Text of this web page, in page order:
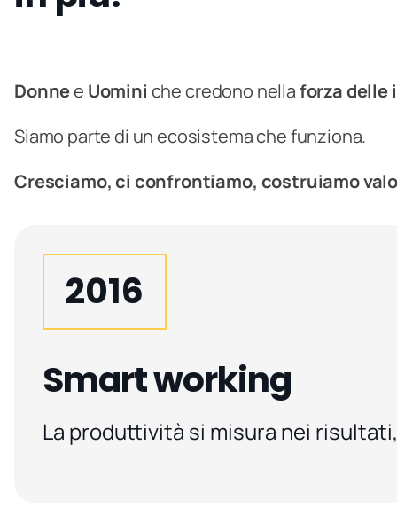
Donnee Uomini che credono nellaforza delle
Siamo parte di un ecosistema che funziona.
Cresciamo, ci confrontiamo, costruiamo
2016
Smart working
La produttività si misura nei